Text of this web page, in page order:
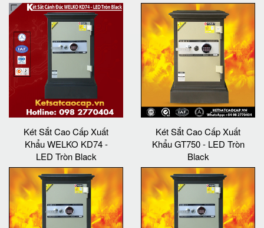
Két Sắt Cao Cấp Xuất
Khẩu WELKO KD74 -
LED Tròn Black
Két Sắt Cao Cấp Xuất
Khẩu GT750 - LED Tròn
Black